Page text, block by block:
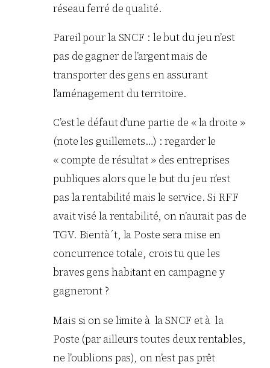
réseau ferré de qualité.
Pareil pour la SNCF : le but du jeu n’est
pas de gagner de l’argent mais de
transporter des gens en assurant
l’aménagement du territoire.
C’est le défaut d’une partie de « la droite »
(note les guillemets…) : regarder le
« compte de résultat » des entreprises
publiques alors que le but du jeu n’est
pas la rentabilité mais le service. Si RFF
avait visé la rentabilité, on n’aurait pas de
TGV. Bientà´t, la Poste sera mise en
concurrence totale, crois tu que les
braves gens habitant en campagne y
gagneront ?
Mais si on se limite à la SNCF et à la
Poste (par ailleurs toutes deux rentables,
ne l’oublions pas), on n’est pas prêt